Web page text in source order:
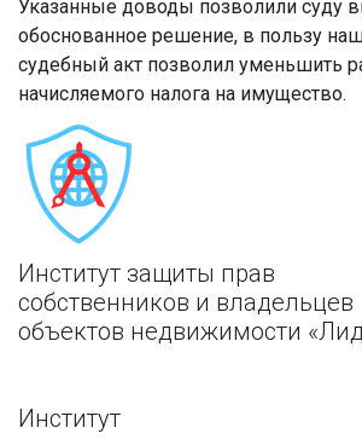
Указанные доводы позволили суду
обоснованное решение, в пользу
судебный акт позволил уменьшить
начисляемого налога на имущество.
Институт защиты прав
собственников и владельцев
объектов недвижимости
Институт